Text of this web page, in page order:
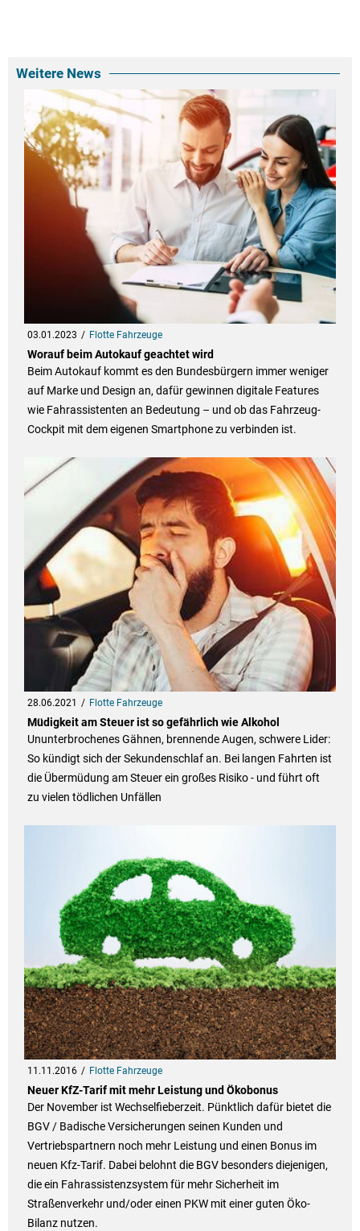
Weitere News
03.01.2023 Flotte Fahrzeuge
Worauf beim Autokauf geachtet wird
Beim Autokauf kommt es den Bundesbürgern immer weniger
auf Marke und Design an, dafür gewinnen digitale Features
wie Fahrassistenten an Bedeutung – und ob das Fahrzeug-
Cockpit mit dem eigenen Smartphone zu verbinden ist.
28.06.2021 Flotte Fahrzeuge
Müdigkeit am Steuer ist so gefährlich wie Alkohol
Ununterbrochenes Gähnen, brennende Augen, schwere Lider:
So kündigt sich der Sekundenschlaf an. Bei langen Fahrten ist
die Übermüdung am Steuer ein großes Risiko - und führt oft
zu vielen tödlichen Unfällen
11.11.2016 Flotte Fahrzeuge
Neuer KfZ-Tarif mit mehr Leistung und Ökobonus
Der November ist Wechselfieberzeit. Pünktlich dafür bietet die
BGV / Badische Versicherungen seinen Kunden und
Vertriebspartnern noch mehr Leistung und einen Bonus im
neuen Kfz-Tarif. Dabei belohnt die BGV besonders diejenigen,
die ein Fahrassistenzsystem für mehr Sicherheit im
Straßenverkehr und/oder einen PKW mit einer guten Öko-
Bilanz nutzen.